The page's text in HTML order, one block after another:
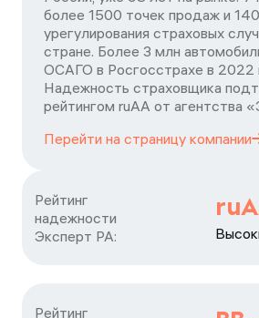
более 1500 точек продаж и
урегулирования страховых
стране. Более 3 млн
ОСАГО в Росгосстрахе в 2022
Надежность страховщика
рейтингом ruАА от агентства
Перейти на страницу компании
Рейтинг
надежности
Эксперт РА:
Рейтинг